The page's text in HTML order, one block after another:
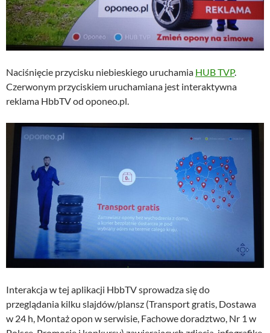
Naciśnięcie przycisku niebieskiego uruchamia HUB TVP.
Czerwonym przyciskiem uruchamiana jest interaktywna
reklama HbbTV od oponeo.pl.
Interakcja w tej aplikacji HbbTV sprowadza się do
przeglądania kilku slajdów/plansz (Transport gratis, Dostawa
w 24 h, Montaż opon w serwisie, Fachowe doradztwo, Nr 1 w